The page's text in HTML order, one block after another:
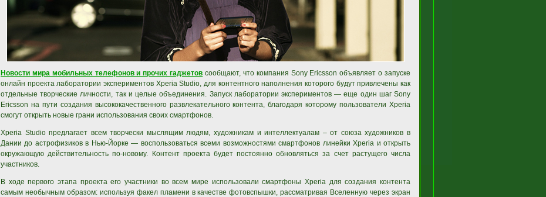
Новости мира мобильных телефонов и прочих гаджетов сообщают, что компания Sony Ericsson объявляет о запуске
онлайн проекта лаборатории экспериментов Xperia Studio, для контентного наполнения которого будут привлечены как
отдельные творческие личности, так и целые объединения. Запуск лаборатории экспериментов — еще один шаг Sony
Ericsson на пути создания высококачественного развлекательного контента, благодаря которому пользователи Xperia
смогут открыть новые грани использования своих смартфонов.
Xperia Studio предлагает всем творчески мыслящим людям, художникам и интеллектуалам – от союза художников в
Дании до астрофизиков в Нью-Йорке — воспользоваться всеми возможностями смартфонов линейки Xperia и открыть
окружающую действительность по-новому. Контент проекта будет постоянно обновляться за счет растущего числа
участников.
В ходе первого этапа проекта его участники во всем мире использовали смартфоны Xperia для создания контента
самым необычным образом: используя факел пламени в качестве фотовспышки, рассматривая Вселенную через экран